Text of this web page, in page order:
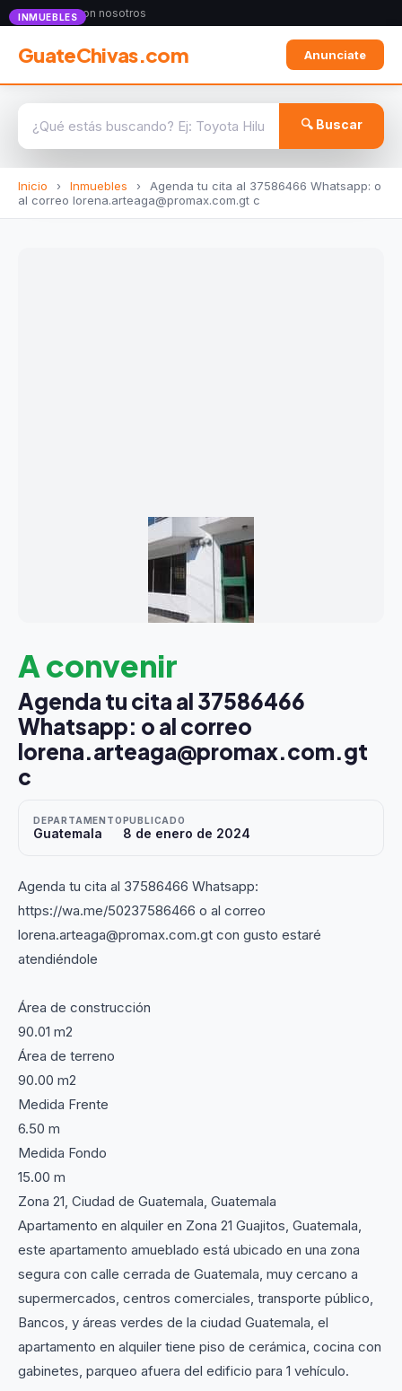
Anunciate con nosotros
GuateChivas.com Anunciate
🔍 Buscar
Inicio › Inmuebles ›
Agenda tu cita al 37586466 Whatsapp: o
al correo lorena.arteaga@promax.com.gt c
INMUEBLES
A convenir
Agenda tu cita al 37586466
Whatsapp: o al correo
lorena.arteaga@promax.com.gt
c
DEPARTAMENTO
Guatemala
PUBLICADO
8 de enero de 2024
Agenda tu cita al 37586466 Whatsapp:
https://wa.me/50237586466 o al correo
lorena.arteaga@promax.com.gt con gusto estaré
atendiéndole
Área de construcción
90.01 m2
Área de terreno
90.00 m2
Medida Frente
6.50 m
Medida Fondo
15.00 m
Zona 21, Ciudad de Guatemala, Guatemala
Apartamento en alquiler en Zona 21 Guajitos, Guatemala,
este apartamento amueblado está ubicado en una zona
segura con calle cerrada de Guatemala, muy cercano a
supermercados, centros comerciales, transporte público,
Bancos, y áreas verdes de la ciudad Guatemala, el
apartamento en alquiler tiene piso de cerámica, cocina con
gabinetes, parqueo afuera del edificio para 1 vehículo.